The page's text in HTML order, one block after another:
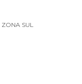
ZONA SUL